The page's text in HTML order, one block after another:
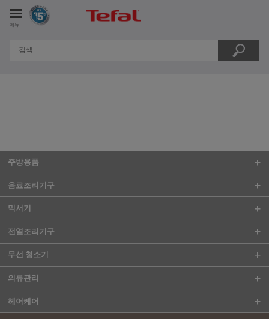
메뉴
주방용품
음료조리기구
믹서기
전열조리기구
무선 청소기
의류관리
헤어케어